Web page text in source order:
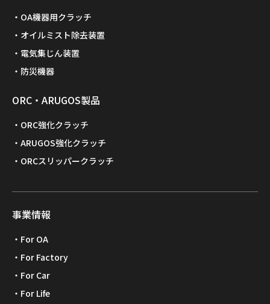
OA機器用クラッチ
オイルミスト除去装置
電気集じん装置
防災機器
ORC・ARUGOS製品
ORC強化クラッチ
ARUGOS強化クラッチ
ORCスリッパークラッチ
事業情報
For OA
For Factory
For Car
For Life